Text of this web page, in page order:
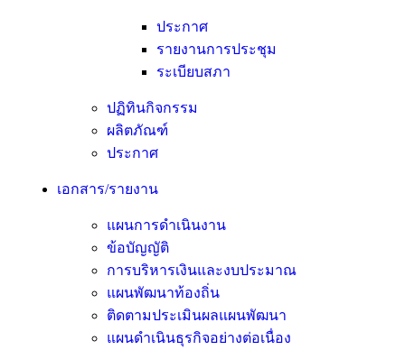
ประกาศ
รายงานการประชุม
ระเบียบสภา
ปฏิทินกิจกรรม
ผลิตภัณฑ์
ประกาศ
เอกสาร/รายงาน
แผนการดำเนินงาน
ข้อบัญญัติ
การบริหารเงินและงบประมาณ
แผนพัฒนาท้องถิ่น
ติดตามประเมินผลแผนพัฒนา
แผนดำเนินธุรกิจอย่างต่อเนื่อง